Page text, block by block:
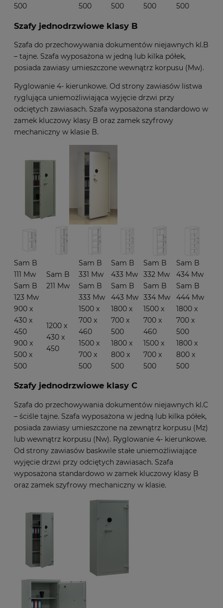
500
500
500
500
500
Szafy jednodrzwiowe klasy B
Szafa do przechowywania dokumentów niejawnych kl.B
– tajne. Szafa wyposażona w jedną lub kilka półek,
posiada zawiasy umieszczone wewnątrz korpusu (Mw).
Ryglowanie 4- kierunkowe. Od strony zawiasów listwa
ryglująca uniemożliwiająca wyjęcie drzwi przy
odciętych zawiasach. Szafa wyposażona standardowo w
zamek kluczowy klasy B oraz zamek szyfrowy
mechaniczny w klasie B.
Sam B
111 Mw
Sam B
123 Mw
Sam B
211 Mw
Sam B
331 Mw
Sam B
333 Mw
Sam B
433 Mw
Sam B
443 Mw
Sam B
332 Mw
Sam B
334 Mw
Sam B
434 Mw
Sam B
444 Mw
900 x
430 x
450
900 x
500 x
500
1200 x
430 x
450
1500 x
700 x
460
1500 x
700 x
500
1800 x
700 x
500
1800 x
800 x
500
1500 x
700 x
460
1500 x
700 x
500
1800 x
700 x
500
1800 x
800 x
500
Szafy jednodrzwiowe klasy C
Szafa do przechowywania dokumentów niejawnych kl.C
– ściśle tajne. Szafa wyposażona w jedną lub kilka półek,
posiada zawiasy umieszczone na zewnątrz korpusu (Mz)
lub wewnątrz korpusu (Nw). Ryglowanie 4- kierunkowe.
Od strony zawiasów baskwile stałe uniemożliwiające
wyjęcie drzwi przy odciętych zawiasach. Szafa
wyposażona standardowo w zamek kluczowy klasy B
oraz zamek szyfrowy mechaniczny w klasie.